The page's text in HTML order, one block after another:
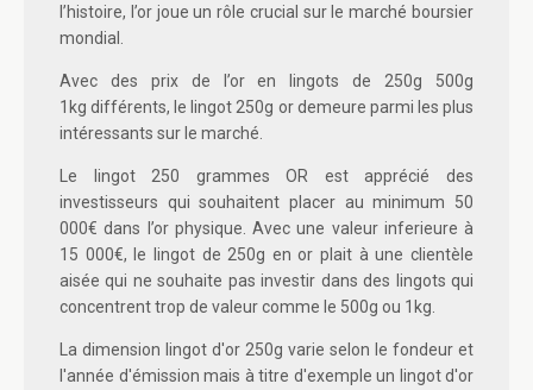
l’histoire, l’or joue un rôle crucial sur le marché boursier
mondial.
Avec des prix de l’or en lingots de 250g 500g
1kg différents, le lingot 250g or demeure parmi les plus
intéressants sur le marché.
Le lingot 250 grammes OR est apprécié des
investisseurs qui souhaitent placer au minimum 50
000€ dans l’or physique. Avec une valeur inferieure à
15 000€, le lingot de 250g en or plait à une clientèle
aisée qui ne souhaite pas investir dans des lingots qui
concentrent trop de valeur comme le 500g ou 1kg.
La dimension lingot d'or 250g varie selon le fondeur et
l'année d'émission mais à titre d'exemple un lingot d'or